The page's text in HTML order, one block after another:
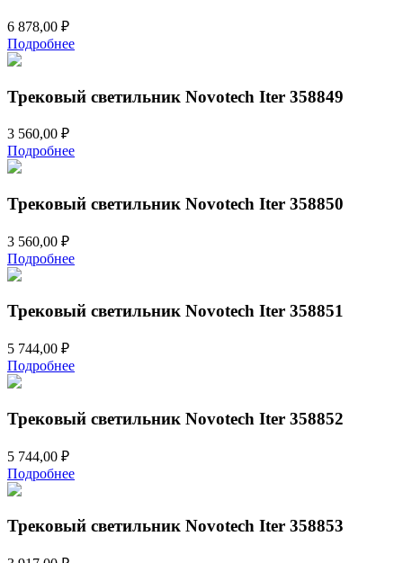
6 878,00 ₽
Подробнее
Трековый светильник Novotech Iter 358849
3 560,00 ₽
Подробнее
Трековый светильник Novotech Iter 358850
3 560,00 ₽
Подробнее
Трековый светильник Novotech Iter 358851
5 744,00 ₽
Подробнее
Трековый светильник Novotech Iter 358852
5 744,00 ₽
Подробнее
Трековый светильник Novotech Iter 358853